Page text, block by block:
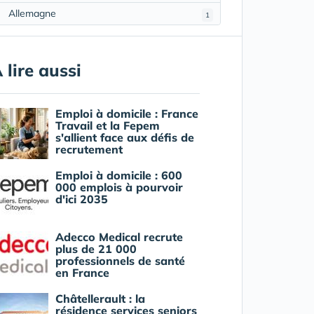
1
Allemagne
lire aussi
Emploi à domicile : France
Travail et la Fepem
s'allient face aux défis de
recrutement
Emploi à domicile : 600
000 emplois à pourvoir
d'ici 2035
Adecco Medical recrute
plus de 21 000
professionnels de santé
en France
Châtellerault : la
résidence services seniors